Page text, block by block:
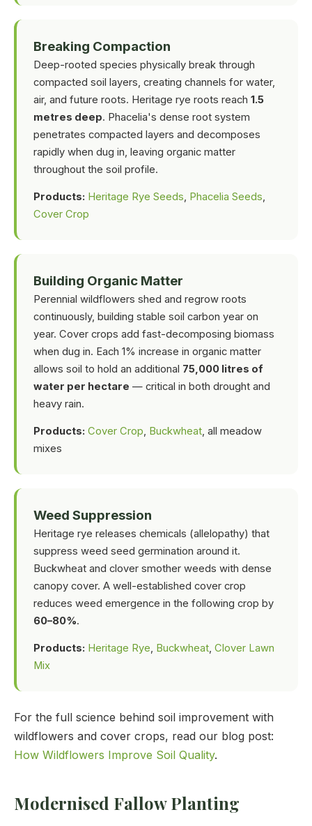
Breaking Compaction
Deep-rooted species physically break through
compacted soil layers, creating channels for water,
air, and future roots. Heritage rye roots reach 1.5
metres deep. Phacelia's dense root system
penetrates compacted layers and decomposes
rapidly when dug in, leaving organic matter
throughout the soil profile.
Products: Heritage Rye Seeds, Phacelia Seeds,
Cover Crop
Building Organic Matter
Perennial wildflowers shed and regrow roots
continuously, building stable soil carbon year on
year. Cover crops add fast-decomposing biomass
when dug in. Each 1% increase in organic matter
allows soil to hold an additional 75,000 litres of
water per hectare — critical in both drought and
heavy rain.
Products: Cover Crop, Buckwheat, all meadow
mixes
Weed Suppression
Heritage rye releases chemicals (allelopathy) that
suppress weed seed germination around it.
Buckwheat and clover smother weeds with dense
canopy cover. A well-established cover crop
reduces weed emergence in the following crop by
60–80%.
Products: Heritage Rye, Buckwheat, Clover Lawn
Mix
For the full science behind soil improvement with
wildflowers and cover crops, read our blog post:
How Wildflowers Improve Soil Quality.
Modernised Fallow Planting